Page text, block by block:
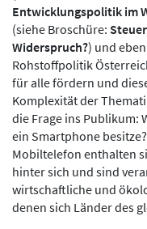
Entwicklungspolitik im
(siehe Broschüre:
Widerspruch?) und
Rohstoffpolitik
für alle fördern und
Komplexität der
die Frage ins Publikum:
ein Smartphone
Mobiltelefon enthalten
hinter sich und sind
wirtschaftliche und
denen sich Länder des